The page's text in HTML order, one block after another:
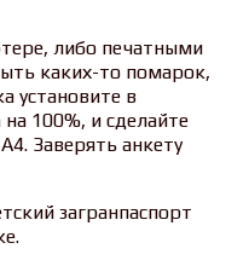
либо печатными
каких-то помарок,
установите в
100%, и сделайте
Заверять анкету
загранпаспорт